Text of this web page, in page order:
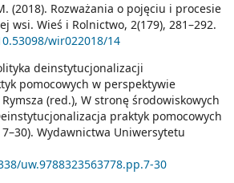
(2018). Rozważania o pojęciu i procesie
wsi. Wieś i Rolnictwo, 2(179), 281–292.
wir022018/14
deinstytucjonalizacji
pomocowych w perspektywie
(red.), W stronę środowiskowych
praktyk pomocowych
Wydawnictwa Uniwersytetu
uw.9788323563778.pp.7-30